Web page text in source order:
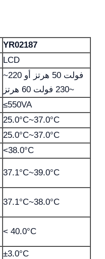
YR02187
LCD
~220 فولت 50 هرتز أو
~230 فولت 60 هرتز
≤550VA
25.0°C~37.0°С
25.0°C~37.0°C
<38.0°C
37.1°C~39.0°C
37.1°C~38.0°C
< 40.0°C
±3.0°C